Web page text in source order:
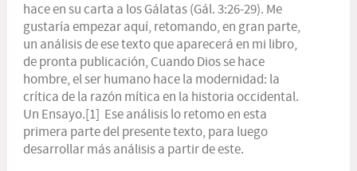
hace en su carta a los Gálatas (Gál. 3:26-29). Me
gustaría empezar aquí, retomando, en gran parte,
un análisis de ese texto que aparecerá en mi libro,
de pronta publicación, Cuando Dios se hace
hombre, el ser humano hace la modernidad: la
crítica de la razón mítica en la historia occidental.
Un Ensayo.[1] Ese análisis lo retomo en esta
primera parte del presente texto, para luego
desarrollar más análisis a partir de este.